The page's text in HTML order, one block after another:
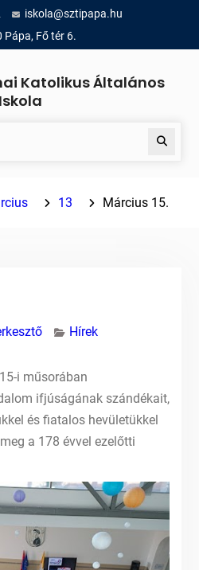
iskola@sztipapa.hu
Pápa, Fő tér 6.
Katolikus Általános
Iskola
Search
13 Március 15.
Hírek
i műsorában
ifjúságának szándékait,
és fiatalos hevületükkel
a 178 évvel ezelőtti